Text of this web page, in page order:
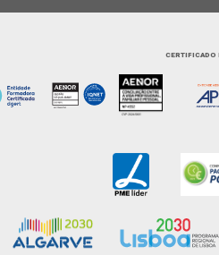
CERTIFICADO